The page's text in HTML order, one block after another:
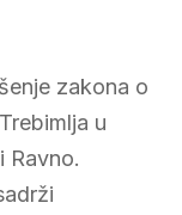
zakona o
u
Ravno.